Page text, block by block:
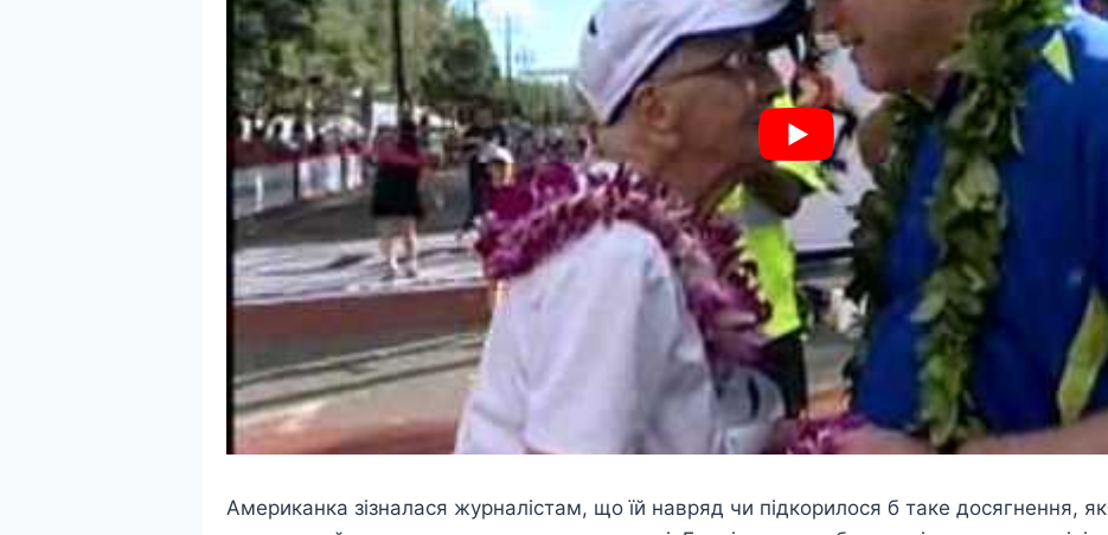
Американка зізналася журналістам, що їй навряд чи підкорилося б таке досягнення,